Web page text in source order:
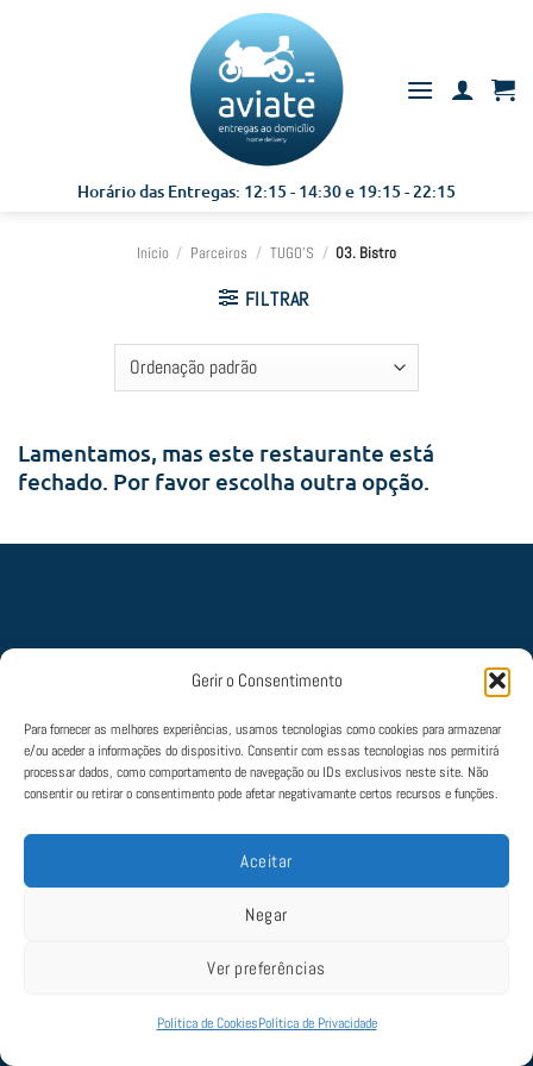
Gerir o Consentimento
Para fornecer as melhores experiências, usamos tecnologias como cookies para armazenar
e/ou aceder a informações do dispositivo. Consentir com essas tecnologias nos permitirá
processar dados, como comportamento de navegação ou IDs exclusivos neste site. Não
consentir ou retirar o consentimento pode afetar negativamante certos recursos e funções.
Aceitar
Negar
Ver preferências
Política de CookiesPolítica de Privacidade
Horário das Entregas: 12:15 - 14:30 e 19:15 - 22:15
Início / Parceiros / TUGO'S / 03. Bistro
FILTRAR
Lamentamos, mas este restaurante está
fechado. Por favor escolha outra opção.
Política de Privacidade|Termos e Condições
Livro de
© 2022 Aviate. Todos os direitos estão reservados. Mantido porSLAP